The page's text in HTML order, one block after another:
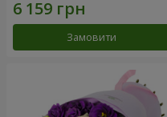
Замовити